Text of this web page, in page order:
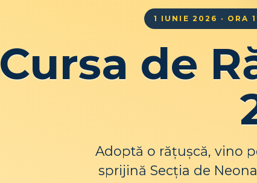
1 IUNIE 2026 · ORA
Cursa de
Adoptă o rățușcă, vino
sprijină Secția de